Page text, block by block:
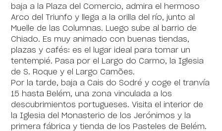
Content block
baja a la Plaza del Comercio, admira el hermoso
Arco del Triunfo y llega a la orilla del río, junto al
Muelle de las Columnas. Luego sube al barrio de
Chiado. Es muy animado con buenas tiendas,
plazas y cafés: es el lugar ideal para tomar un
tentempié. Pasa por el Largo do Carmo, la Iglesia
de S. Roque y el Largo Camões.
Por la tarde, baja a Cais do Sodré y coge el tranvía
15 hasta Belém, una zona vinculada a los
descubrimientos portugueses. Visita el interior de
la Iglesia del Monasterio de los Jerónimos y la
primera fábrica y tienda de los Pasteles de Belém.